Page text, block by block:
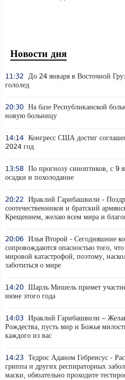
Новости дня
11:32 До 24 января в Восточной
гололед
20:30 На базе Республиканской
новую больницу
14:14 Конгресс США достиг
2024 год
13:58 По прогнозу синоптиков, с 9
осадки и похолодание
20:22 Ираклий Гарибашвили -
соотечественников и братский
Крещением, желаю всем мира и
20:06 Илья Второй - Сегодняшние
сопровождаются опасностью того,
мировой катастрофой, поэтому,
заботиться о мире
14:20 Шарль Мишель примет
июне этого года
14:03 Ираклий Гарибашвили –
Рождества, пусть мир и Божья
каждого из вас
14:23 Тедрос Аданом Гебреисус -
гриппа и других респираторных
маски, обязательно проходите